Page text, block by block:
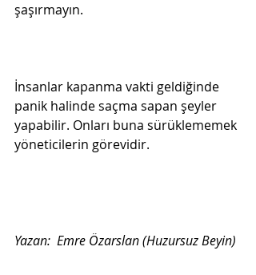
şaşırmayın.
İnsanlar kapanma vakti geldiğinde
panik halinde saçma sapan şeyler
yapabilir. Onları buna sürüklememek
yöneticilerin görevidir.
Yazan:  Emre Özarslan (Huzursuz Beyin)